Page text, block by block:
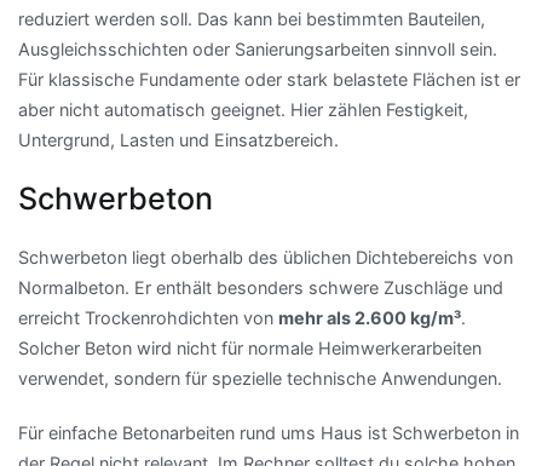
reduziert werden soll. Das kann bei bestimmten Bauteilen,
Ausgleichsschichten oder Sanierungsarbeiten sinnvoll sein.
Für klassische Fundamente oder stark belastete Flächen ist er
aber nicht automatisch geeignet. Hier zählen Festigkeit,
Untergrund, Lasten und Einsatzbereich.
Schwerbeton
Schwerbeton liegt oberhalb des üblichen Dichtebereichs von
Normalbeton. Er enthält besonders schwere Zuschläge und
erreicht Trockenrohdichten von mehr als 2.600 kg/m³.
Solcher Beton wird nicht für normale Heimwerkerarbeiten
verwendet, sondern für spezielle technische Anwendungen.
Für einfache Betonarbeiten rund ums Haus ist Schwerbeton in